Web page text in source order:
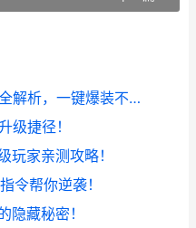
新开传奇1.85私服副本掉落全解析，一键爆装不是梦！
级捷径！
玩家亲测攻略！
令帮你逆袭！
隐藏秘密！